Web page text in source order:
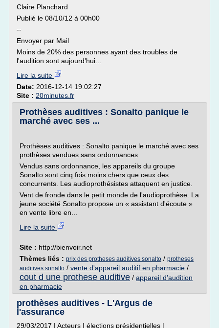
Claire Planchard
Publié le 08/10/12 à 00h00
--
Envoyer par Mail
Moins de 20% des personnes ayant des troubles de
l'audition sont aujourd'hui...
Lire la suite
Date: 2016-12-14 19:02:27
Site : 20minutes.fr
Prothèses auditives : Sonalto panique le
marché avec ses ...
Prothèses auditives : Sonalto panique le marché avec ses
prothèses vendues sans ordonnances
Vendus sans ordonnance, les appareils du groupe
Sonalto sont cinq fois moins chers que ceux des
concurrents. Les audioprothésistes attaquent en justice.
Vent de fronde dans le petit monde de l'audioprothèse. La
jeune société Sonalto propose un « assistant d'écoute »
en vente libre en...
Lire la suite
Site : http://bienvoir.net
Thèmes liés : prix des protheses auditives sonalto / protheses
auditives sonalto / vente d'appareil auditif en pharmacie /
cout d une prothese auditive / appareil d'audition
en pharmacie
prothèses auditives - L'Argus de
l'assurance
29/03/2017 | Acteurs | élections présidentielles |